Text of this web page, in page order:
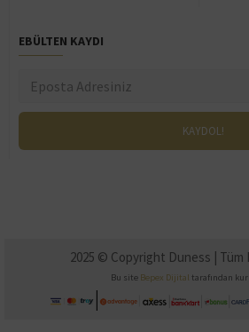
EBÜLTEN KAYDI
2025 © Copyright Duness | Tüm
Bu site Bepex Dijital tarafından